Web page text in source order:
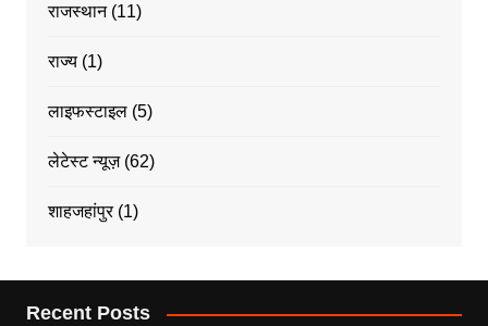
राजस्थान(11)
राज्य(1)
लाइफस्टाइल(5)
लेटेस्ट न्यूज़(62)
शाहजहांपुर(1)
Recent Posts